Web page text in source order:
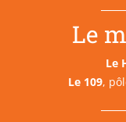
Le
Le
Le 109,